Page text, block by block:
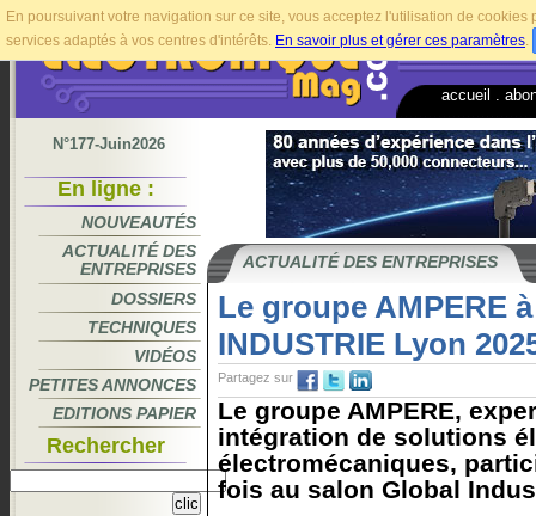
En poursuivant votre navigation sur ce site, vous acceptez l'utilisation de
services adaptés à vos centres d'intérêts. En savoir plus et gérer ces paramètres.
accueil
N°177-Juin2026
En ligne :
NOUVEAUTÉS
ACTUALITÉ DES
ENTREPRISES
DOSSIERS
TECHNIQUES
VIDÉOS
PETITES ANNONCES
EDITIONS PAPIER
Rechercher
ACTUALITÉ DES ENTREPRISES
Le groupe AMPERE
INDUSTRIE Lyon
Partagez sur
Le groupe AMPERE,
intégration de solutions
électromécaniques,
fois au salon Global